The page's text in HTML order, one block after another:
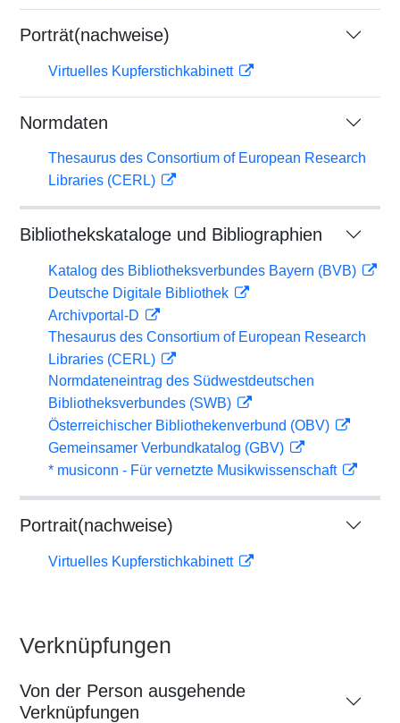
Porträt(nachweise)
Virtuelles Kupferstichkabinett
Normdaten
Thesaurus des Consortium of European Research
Libraries (CERL)
Bibliothekskataloge und Bibliographien
Katalog des Bibliotheksverbundes Bayern (BVB)
Deutsche Digitale Bibliothek
Archivportal-D
Thesaurus des Consortium of European Research
Libraries (CERL)
Normdateneintrag des Südwestdeutschen
Bibliotheksverbundes (SWB)
Österreichischer Bibliothekenverbund (OBV)
Gemeinsamer Verbundkatalog (GBV)
* musiconn - Für vernetzte Musikwissenschaft
Portrait(nachweise)
Virtuelles Kupferstichkabinett
Verknüpfungen
Von der Person ausgehende
Verknüpfungen